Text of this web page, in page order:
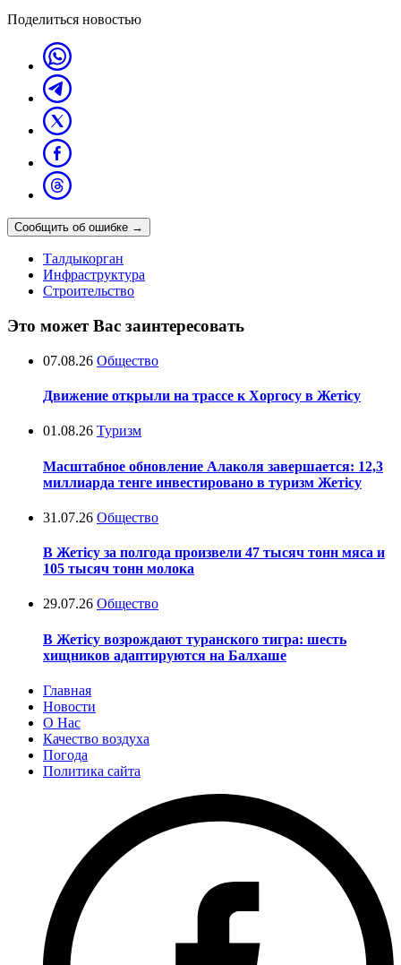
Поделиться новостью
Сообщить об ошибке →
Талдыкорган
Инфраструктура
Строительство
Это может Вас заинтересовать
07.08.26 Общество
Движение открыли на трассе к Хоргосу в Жетісу
01.08.26 Туризм
Масштабное обновление Алаколя завершается: 12,3
миллиарда тенге инвестировано в туризм Жетісу
31.07.26 Общество
В Жетісу за полгода произвели 47 тысяч тонн мяса и
105 тысяч тонн молока
29.07.26 Общество
В Жетісу возрождают туранского тигра: шесть
хищников адаптируются на Балхаше
Главная
Новости
О Нас
Качество воздуха
Погода
Политика сайта